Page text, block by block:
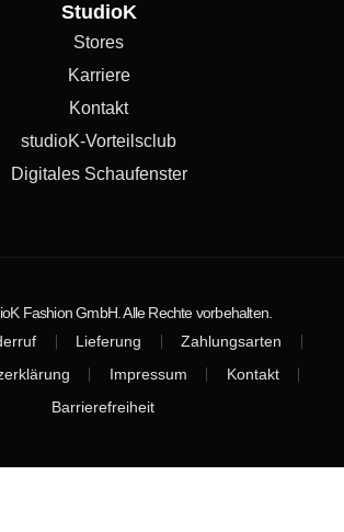
StudioK
Stores
Karriere
Kontakt
studioK-Vorteilsclub
Digitales Schaufenster
Fashion GmbH. Alle Rechte vorbehalten.
Lieferung
Zahlungsarten
Impressum
Kontakt
Barrierefreiheit